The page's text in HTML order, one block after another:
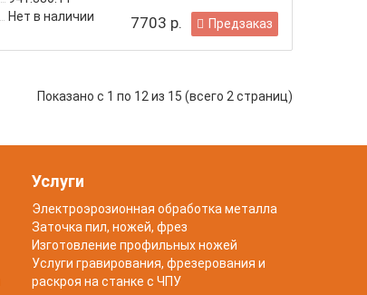
подшипником
хвостовик S=8 D
раб.=42,8x18,5
Нет в наличии 7703 р. Предзаказ
Показано с 1 по 12 из 15 (всего 2 страниц)
Услуги
Электроэрозионная обработка металла
Заточка пил, ножей, фрез
Изготовление профильных ножей
Услуги гравирования, фрезерования и
раскроя на станке с ЧПУ